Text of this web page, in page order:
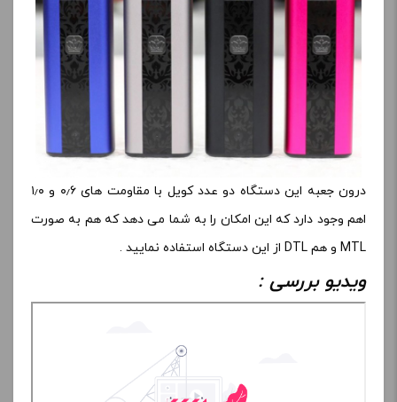
درون جعبه این دستگاه دو عدد کویل با مقاومت های ۰٫۶ و ۱٫۰
اهم وجود دارد که این امکان را به شما می دهد که هم به صورت
MTL و هم DTL از این دستگاه استفاده نمایید .
ویدیو بررسی :